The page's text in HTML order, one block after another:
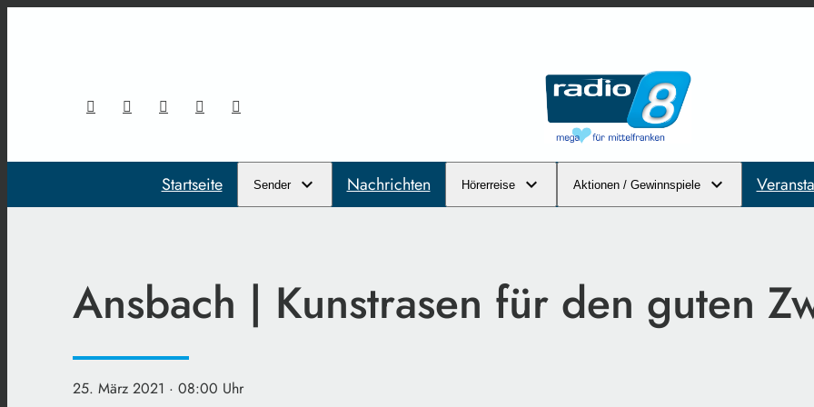
Startseite Sender Nachrichten Hörerreise Aktionen / Gewinnspiele
Ansbach | Kunstrasen für den guten
25. März 2021 · 08:00 Uhr